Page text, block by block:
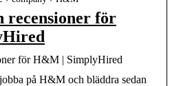
recensioner för
för H&M | SimplyHired
på H&M och bläddra sedan